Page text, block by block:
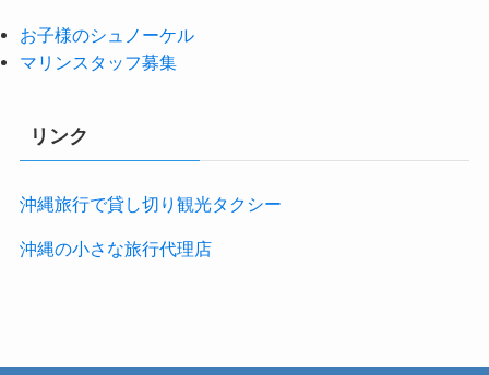
お子様のシュノーケル
マリンスタッフ募集
リンク
沖縄旅行で貸し切り観光タクシー
沖縄の小さな旅行代理店